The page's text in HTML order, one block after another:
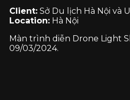
Client: Sở Du lịch Hà Nội và
Location: Hà Nội
Màn trình diễn Drone Light
09/03/2024.